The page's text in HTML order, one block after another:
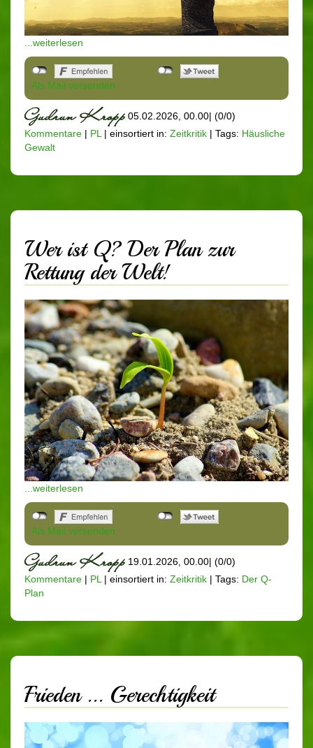
...weiterlesen
Als Mail versenden
05.02.2026, 00.00| (0/0)
Kommentare | PL | einsortiert in: Zeitkritik | Tags: Häusliche
Gewalt
Wer ist Q? Der Plan zur
Rettung der Welt!
...weiterlesen
Als Mail versenden
19.01.2026, 00.00| (0/0)
Kommentare | PL | einsortiert in: Zeitkritik | Tags: Der Q-
Plan
Frieden ... Gerechtigkeit